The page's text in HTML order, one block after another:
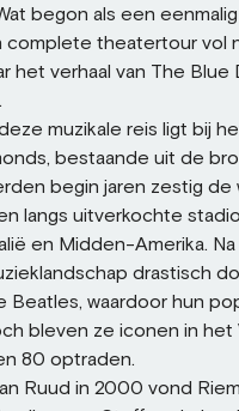
begon als een
theatertour vol
het verhaal van The Blue
muzikale reis ligt bij
bestaande uit de
begin jaren zestig de
langs uitverkochte
en Midden-Amerika.
drastisch
Beatles, waardoor hun
bleven ze iconen in
80 optraden.
Ruud in 2000 vond